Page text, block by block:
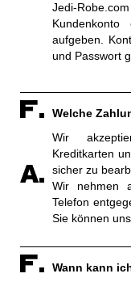
Jedi-
aufgeben.
und Passwort
Welche
Wir
Kreditkarten
sicher zu
Wir nehmen
Telefon
Sie können
Wann kann